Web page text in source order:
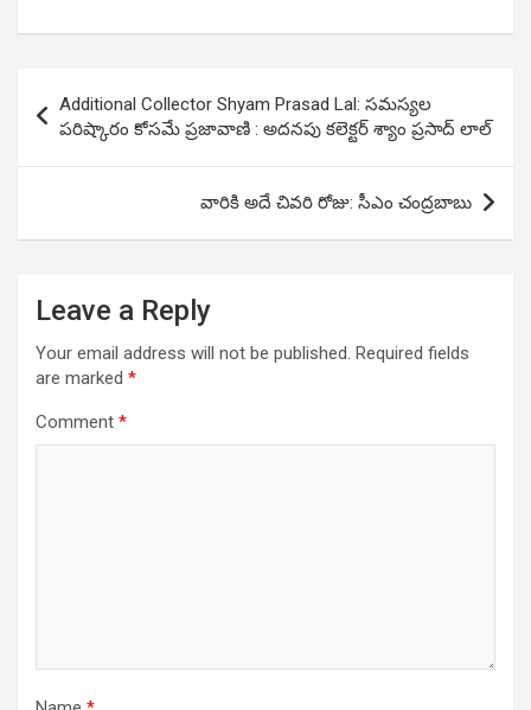
navigation
Additional Collector Shyam Prasad Lal: స‌మ‌స్య‌ల
ప‌రిష్కారం కోస‌మే ప్రజావాణి : అద‌న‌పు క‌లెక్ట‌ర్ శ్యాం ప్రసాద్ లాల్
వారికి అదే చివరి రోజు: సీఎం చంద్రబాబు
Leave a Reply
Your email address will not be published. Required fields
are marked *
Comment *